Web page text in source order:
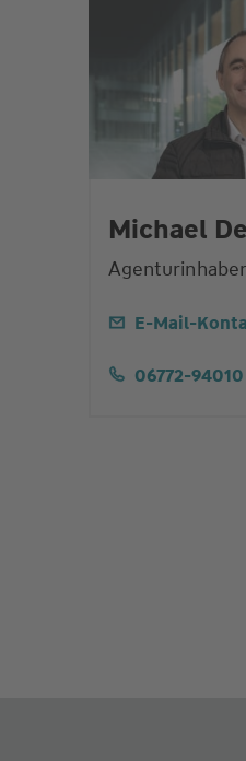
Michael
Agenturinhaber
E-Mail-
06772-94010